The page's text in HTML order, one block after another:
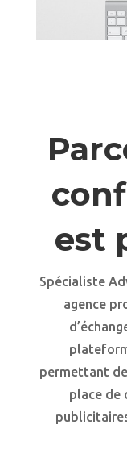
est
Spécialiste
agence
permettant
place de